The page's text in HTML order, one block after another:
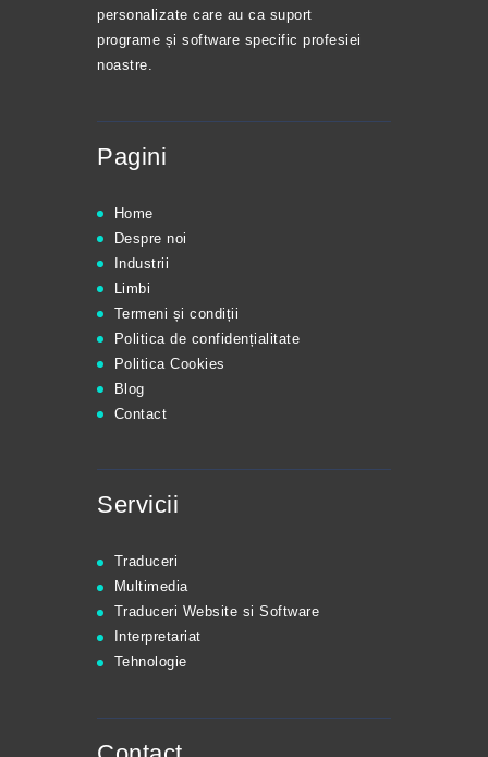
personalizate care au ca suport
programe și software specific profesiei
noastre.
Pagini
Home
Despre noi
Industrii
Limbi
Termeni și condiții
Politica de confidențialitate
Politica Cookies
Blog
Contact
Servicii
Traduceri
Multimedia
Traduceri Website si Software
Interpretariat
Tehnologie